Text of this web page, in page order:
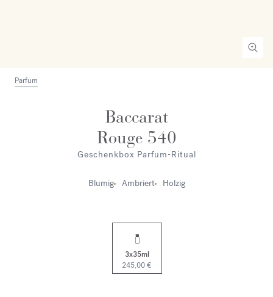
Parfum
Baccarat
Rouge 540
Geschenkbox Parfum-Ritual
Blumig Ambriert Holzig
3x35ml
245,00 €